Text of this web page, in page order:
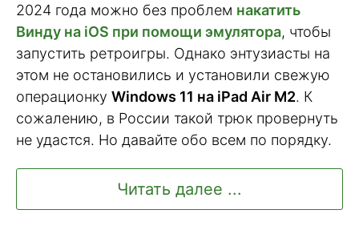
2024 года можно без проблем накатить
Винду на iOS при помощи эмулятора, чтобы
запустить ретроигры. Однако энтузиасты на
этом не остановились и установили свежую
операционку Windows 11 на iPad Аir M2. К
сожалению, в России такой трюк провернуть
не удастся. Но давайте обо всем по порядку.
Читать далее ...